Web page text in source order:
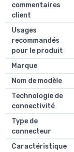
commentaires
client
Usages
recommandés
pour le produit
Marque
Nom de modèle
Technologie de
connectivité
Type de
connecteur
Caractéristique